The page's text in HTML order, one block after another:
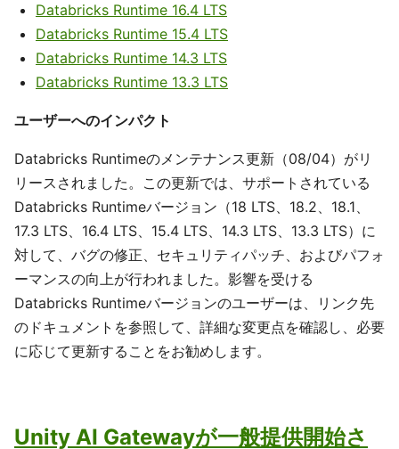
Databricks Runtime 16.4 LTS
Databricks Runtime 15.4 LTS
Databricks Runtime 14.3 LTS
Databricks Runtime 13.3 LTS
ユーザーへのインパクト
Databricks Runtimeのメンテナンス更新（08/04）がリ
リースされました。この更新では、サポートされている
Databricks Runtimeバージョン（18 LTS、18.2、18.1、
17.3 LTS、16.4 LTS、15.4 LTS、14.3 LTS、13.3 LTS）に
対して、バグの修正、セキュリティパッチ、およびパフォ
ーマンスの向上が行われました。影響を受ける
Databricks Runtimeバージョンのユーザーは、リンク先
のドキュメントを参照して、詳細な変更点を確認し、必要
に応じて更新することをお勧めします。
Unity AI Gatewayが一般提供開始さ